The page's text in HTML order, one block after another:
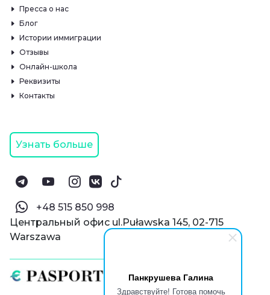
Панкрушева Галина
Здравствуйте! Готова помочь
Пресса о нас
Блог
Истории иммиграции
Отзывы
Онлайн-школа
Реквизиты
Контакты
Узнать больше
‪+48 515 850 998‬
Центральный офис ul.Puławska 145, 02-715
Warszawa